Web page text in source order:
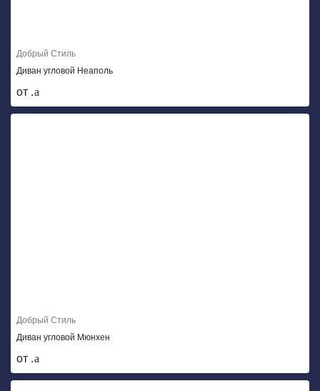
Добрый Стиль
Диван угловой Неаполь
от .
Добрый Стиль
Диван угловой Мюнхен
от .